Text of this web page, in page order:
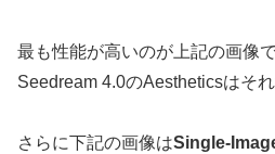
最も性能が高いのが上記の画像
Seedream 4.0のAestheticsはそ
さらに下記の画像はSingle-